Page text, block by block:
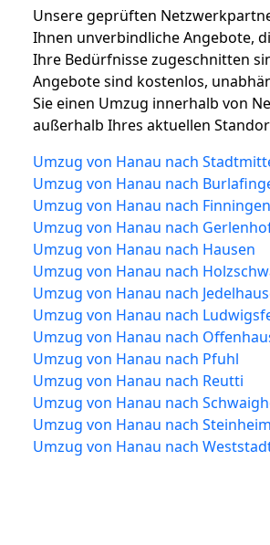
Unsere geprüften
Ihnen unverbindliche Angebote,
Ihre Bedürfnisse zugeschnitten
Angebote sind kostenlos,
Sie einen Umzug innerhalb von
außerhalb Ihres aktuellen
Umzug von Hanau nach
Umzug von Hanau nach
Umzug von Hanau nach Finningen
Umzug von Hanau nach
Umzug von Hanau nach Hausen
Umzug von Hanau nach
Umzug von Hanau nach
Umzug von Hanau nach
Umzug von Hanau nach
Umzug von Hanau nach Pfuhl
Umzug von Hanau nach Reutti
Umzug von Hanau nach
Umzug von Hanau nach Steinheim
Umzug von Hanau nach